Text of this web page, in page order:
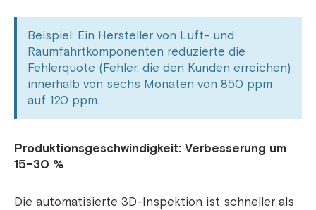
Beispiel: Ein Hersteller von Luft- und
Raumfahrtkomponenten reduzierte die
Fehlerquote (Fehler, die den Kunden erreichen)
innerhalb von sechs Monaten von 850 ppm
auf 120 ppm.
Produktionsgeschwindigkeit: Verbesserung um
15–30 %
Die automatisierte 3D-Inspektion ist schneller als